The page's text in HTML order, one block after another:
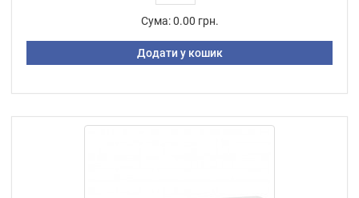
Сума: 0.00 грн.
Додати у кошик